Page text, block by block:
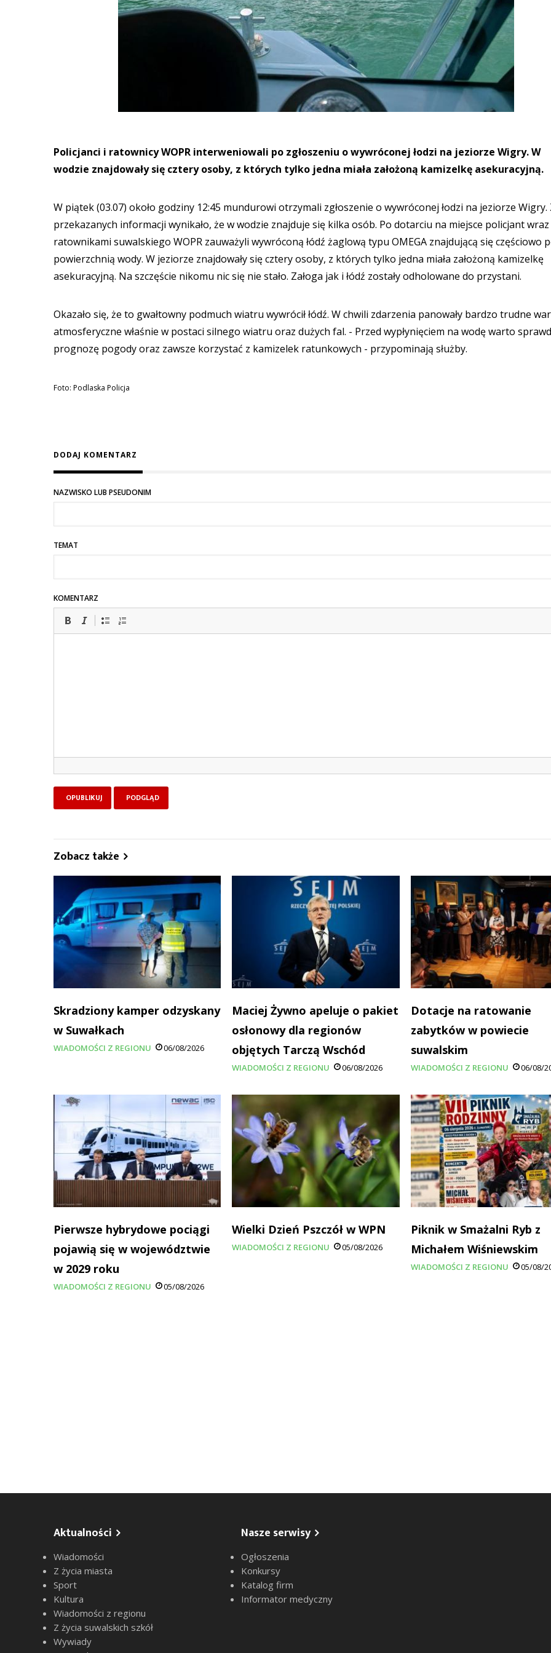
Policjanci i ratownicy WOPR interweniowali po zgłoszeniu o wywróconej łodzi na jeziorze Wigry. W
wodzie znajdowały się cztery osoby, z których tylko jedna miała założoną kamizelkę asekuracyjną.
W piątek (03.07) około godziny 12:45 mundurowi otrzymali zgłoszenie o wywróconej łodzi na jeziorze Wigry.
przekazanych informacji wynikało, że w wodzie znajduje się kilka osób. Po dotarciu na miejsce policjant wraz
ratownikami suwalskiego WOPR zauważyli wywróconą łódź żaglową typu OMEGA znajdującą się częściowo
powierzchnią wody. W jeziorze znajdowały się cztery osoby, z których tylko jedna miała założoną kamizelkę
asekuracyjną. Na szczęście nikomu nic się nie stało. Załoga jak i łódź zostały odholowane do przystani.
Okazało się, że to gwałtowny podmuch wiatru wywrócił łódź. W chwili zdarzenia panowały bardzo trudne
atmosferyczne właśnie w postaci silnego wiatru oraz dużych fal. - Przed wypłynięciem na wodę warto
prognozę pogody oraz zawsze korzystać z kamizelek ratunkowych - przypominają służby.
Foto: Podlaska Policja
DODAJ KOMENTARZ
NAZWISKO LUB PSEUDONIM
TEMAT
KOMENTARZ
Zobacz także
Skradziony kamper odzyskany
w Suwałkach
WIADOMOŚCI Z REGIONU 06/08/2026
Maciej Żywno apeluje o pakiet
osłonowy dla regionów
objętych Tarczą Wschód
WIADOMOŚCI Z REGIONU 06/08/2026
Dotacje na ratowanie
zabytków w powiecie
suwalskim
WIADOMOŚCI Z REGIONU 06/08/
Pierwsze hybrydowe pociągi
pojawią się w województwie
w 2029 roku
WIADOMOŚCI Z REGIONU 05/08/2026
Wielki Dzień Pszczół w WPN
WIADOMOŚCI Z REGIONU 05/08/2026
Piknik w Smażalni Ryb z
Michałem Wiśniewskim
WIADOMOŚCI Z REGIONU 05/08/
Aktualności
Wiadomości
Z życia miasta
Sport
Kultura
Wiadomości z regionu
Z życia suwalskich szkół
Wywiady
Nasze serwisy
Ogłoszenia
Konkursy
Katalog firm
Informator medyczny